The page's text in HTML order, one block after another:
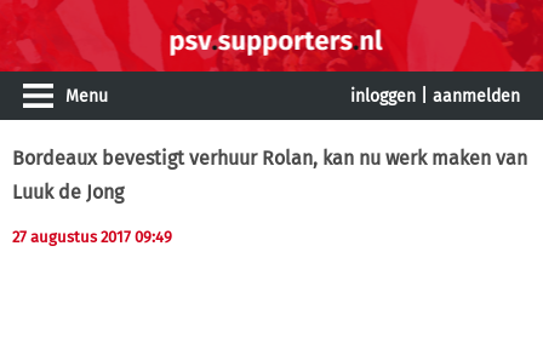
Menu inloggen aanmelden
Bordeaux bevestigt verhuur Rolan, kan nu werk maken van
Luuk de Jong
27 augustus 2017 09:49